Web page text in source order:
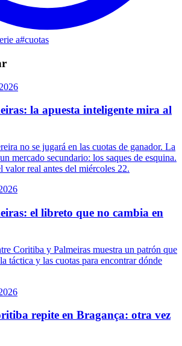
a#cuotas
la apuesta inteligente mira al
no se jugará en las cuotas de ganador. La
mercado secundario: los saques de esquina.
valor real antes del miércoles 22.
el libreto que no cambia en
Coritiba y Palmeiras muestra un patrón que
táctica y las cuotas para encontrar dónde
repite en Bragança: otra vez